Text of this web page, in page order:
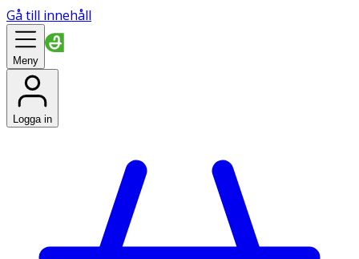
Gå till innehåll
Meny
Logga in